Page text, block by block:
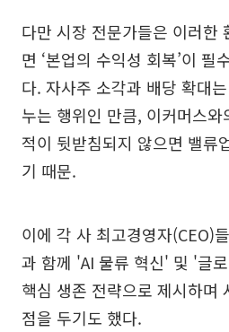
다만 시장 전문가들은 이러한
면 ‘본업의 수익성 회복’이 필
다. 자사주 소각과 배당 확대
누는 행위인 만큼, 이커머스
적이 뒷받침되지 않으면 밸류
기 때문.
이에 각 사 최고경영자(CEO)
과 함께 'AI 물류 혁신' 및 '글
핵심 생존 전략으로 제시하며
점을 두기도 했다.